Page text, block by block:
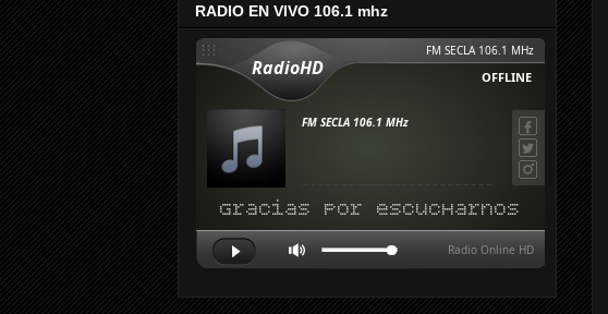
RADIO EN VIVO 106.1 mhz